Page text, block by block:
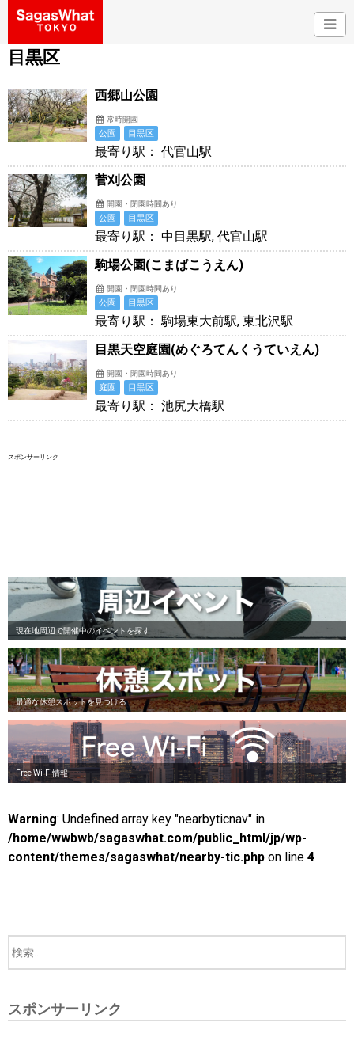
目黒区
西郷山公園
常時開園
公園 目黒区
最寄り駅： 代官山駅
菅刈公園
開園・閉園時間あり
公園 目黒区
最寄り駅： 中目黒駅, 代官山駅
駒場公園(こまばこうえん)
開園・閉園時間あり
公園 目黒区
最寄り駅： 駒場東大前駅, 東北沢駅
目黒天空庭園(めぐろてんくうていえん)
開園・閉園時間あり
庭園 目黒区
最寄り駅： 池尻大橋駅
スポンサーリンク
現在地周辺で開催中のイベントを探す
最適な休憩スポットを見つける
Free Wi-Fi情報
Warning: Undefined array key "nearbyticnav" in
/home/wwbwb/sagaswhat.com/public_html/jp/wp-
content/themes/sagaswhat/nearby-tic.php on line 4
スポンサーリンク